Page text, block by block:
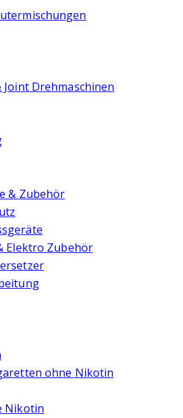
Drehmaschinen
& Zubehör
Elektro Zubehör
ohne Nikotin
Nikotin